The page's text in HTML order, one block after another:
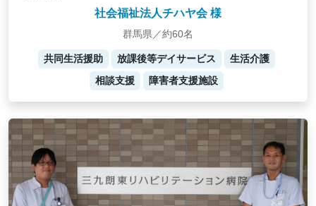
社会福祉法人チハヤ会 様
群馬県／約60名
共同生活援助 放課後等デイサービス
生活介護
相談支援
障害者支援施設